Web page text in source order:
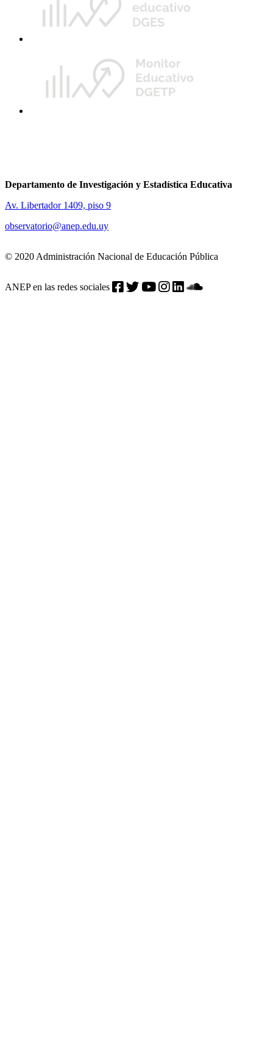
Departamento de Investigación y Estadística Educativa
Av. Libertador 1409, piso 9
observatorio@anep.edu.uy
© 2020 Administración Nacional de Educación Pública
ANEP en las redes sociales